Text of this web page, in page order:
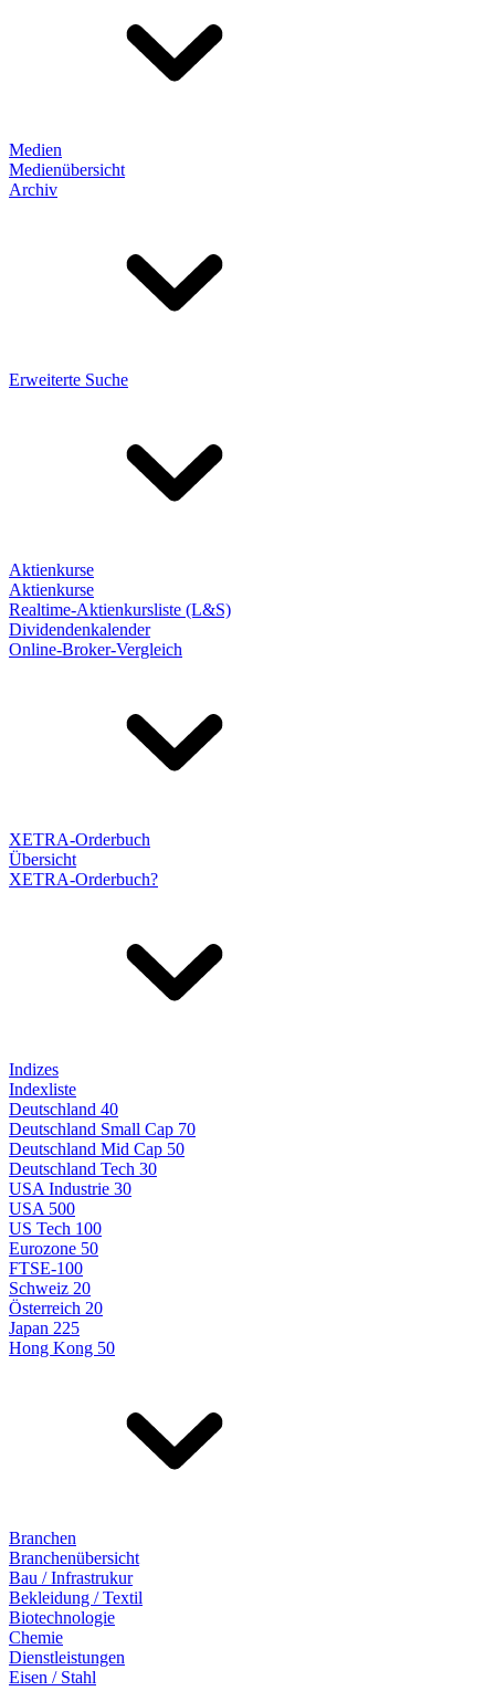
Medien
Medienübersicht
Archiv
Erweiterte Suche
Aktienkurse
Aktienkurse
Realtime-Aktienkursliste (L&S)
Dividendenkalender
Online-Broker-Vergleich
XETRA-Orderbuch
Übersicht
XETRA-Orderbuch?
Indizes
Indexliste
Deutschland 40
Deutschland Small Cap 70
Deutschland Mid Cap 50
Deutschland Tech 30
USA Industrie 30
USA 500
US Tech 100
Eurozone 50
FTSE-100
Schweiz 20
Österreich 20
Japan 225
Hong Kong 50
Branchen
Branchenübersicht
Bau / Infrastrukur
Bekleidung / Textil
Biotechnologie
Chemie
Dienstleistungen
Eisen / Stahl